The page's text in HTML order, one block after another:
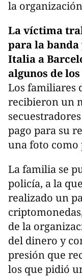
la
La víctima
para la
Italia a
algunos de
Los familiares
recibieron un
pago para su
una foto como
La familia se
policía, a la
realizado un
de la
del dinero y
presión que
los que pidió